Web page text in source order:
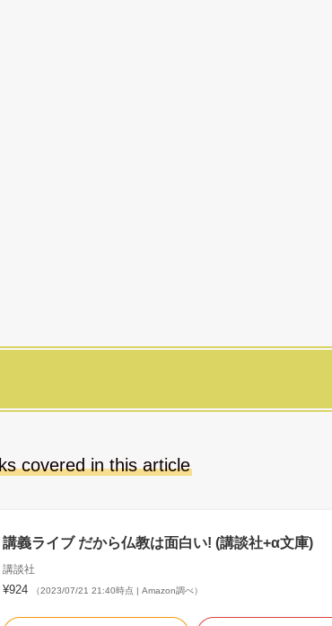
covered in this article
講義ライブ だから仏教は面白い! (講談社+α文庫)
講談社
¥924 （2023/07/21 21:40時点 | Amazon調べ）